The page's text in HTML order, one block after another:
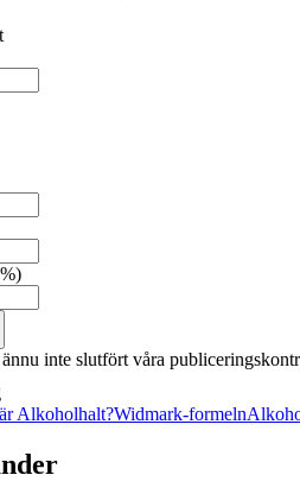
inte slutfört våra
Alkoholhalt?Widmark-formeln